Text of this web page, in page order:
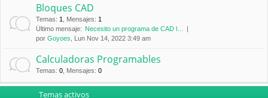
Bloques CAD
Temas: 1 Mensajes: 1
Último mensaje: Necesito un programa de CAD l…
por Goyoes , Lun Nov 14, 2022 3:49 am
Calculadoras Programables
Temas: 0 Mensajes: 0
Temas activos